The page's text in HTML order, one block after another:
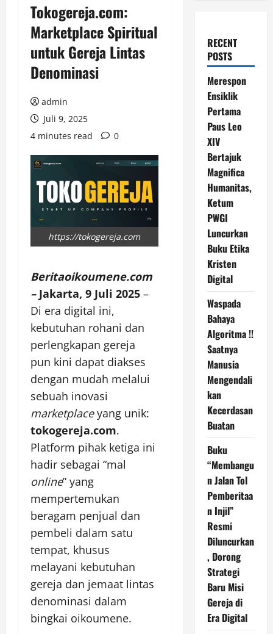
Tokogereja.com:
Marketplace Spiritual
untuk Gereja Lintas
Denominasi
admin
Juli 9, 2025
4 minutes read
0
https://tokogereja.com
Beritaoikoumene.com
– Jakarta, 9 Juli 2025 –
Di era digital ini,
kebutuhan rohani dan
perlengkapan gereja
pun kini dapat diakses
dengan mudah melalui
sebuah inovasi
marketplaceyang unik:
tokogereja.com.
Platform pihak ketiga ini
hadir sebagai “mal
online” yang
mempertemukan
beragam penjual dan
pembeli dalam satu
tempat, khusus
melayani kebutuhan
gereja dan jemaat lintas
denominasi dalam
bingkai oikoumene.
RECENT
POSTS
Merespon
Ensiklik
Pertama
Paus Leo
XIV
Bertajuk
Magnifica
Humanitas,
Ketum
PWGI
Luncurkan
Buku Etika
Kristen
Digital
Waspada
Bahaya
Algoritma !!
Saatnya
Manusia
Mengendali
kan
Kecerdasan
Buatan
Buku
“Membangu
n Jalan Tol
Pemberitaa
n Injil”
Resmi
Diluncurkan
, Dorong
Strategi
Baru Misi
Gereja di
Era Digital